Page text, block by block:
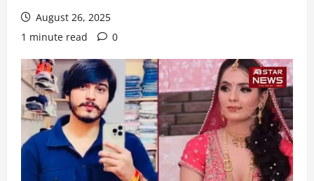
August 26, 2025
1 minute read
0